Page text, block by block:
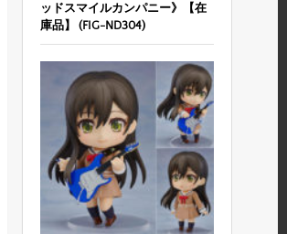
ッドスマイルカンパニー》【在
庫品】 (FIG-ND304)